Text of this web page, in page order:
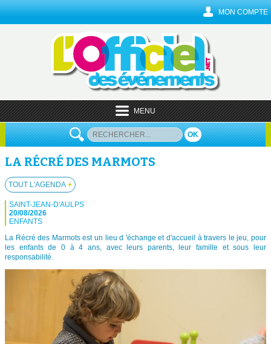
MON COMPTE
MENU
OK
LA RÉCRÉ DES MARMOTS
TOUT L'AGENDA +
SAINT-JEAN-D'AULPS
20/08/2026
ENFANTS
La Récré des Marmots est un lieu d 'échange et d'accueil à travers le jeu, pour
les enfants de 0 à 4 ans, avec leurs parents, leur famille et sous leur
responsabilité.